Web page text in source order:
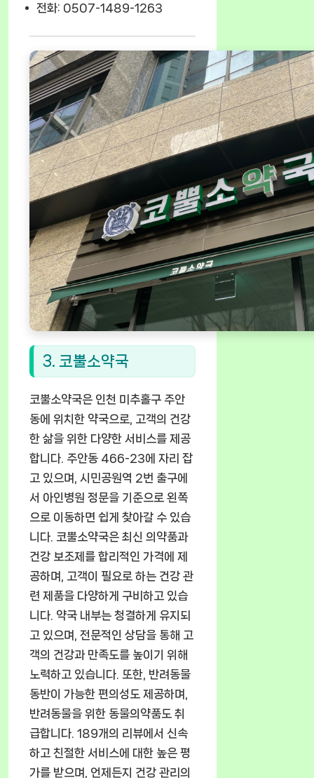
전화: 0507-1489-1263
3. 코뿔소약국
코뿔소약국은 인천 미추홀구 주안
동에 위치한 약국으로, 고객의 건강
한 삶을 위한 다양한 서비스를 제공
합니다. 주안동 466-23에 자리 잡
고 있으며, 시민공원역 2번 출구에
서 아인병원 정문을 기준으로 왼쪽
으로 이동하면 쉽게 찾아갈 수 있습
니다. 코뿔소약국은 최신 의약품과
건강 보조제를 합리적인 가격에 제
공하며, 고객이 필요로 하는 건강 관
련 제품을 다양하게 구비하고 있습
니다. 약국 내부는 청결하게 유지되
고 있으며, 전문적인 상담을 통해 고
객의 건강과 만족도를 높이기 위해
노력하고 있습니다. 또한, 반려동물
동반이 가능한 편의성도 제공하며,
반려동물을 위한 동물의약품도 취
급합니다. 189개의 리뷰에서 신속
하고 친절한 서비스에 대한 높은 평
가를 받으며, 언제든지 건강 관리의